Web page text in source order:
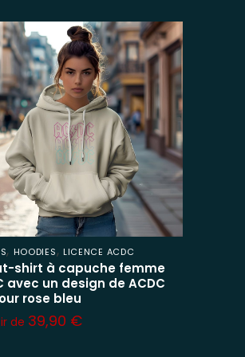
, HOODIES, LICENCE ACDC
shirt à capuche femme
avec un design de ACDC
rose bleu
de 39,90 €